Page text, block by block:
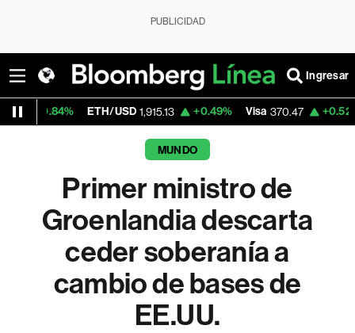
PUBLICIDAD
Ingresar
ETH/USD 1,915.13 +0.49% Visa 370.47 +0.52%
MUNDO
Primer ministro de
Groenlandia descarta
ceder soberanía a
cambio de bases de
EE.UU.